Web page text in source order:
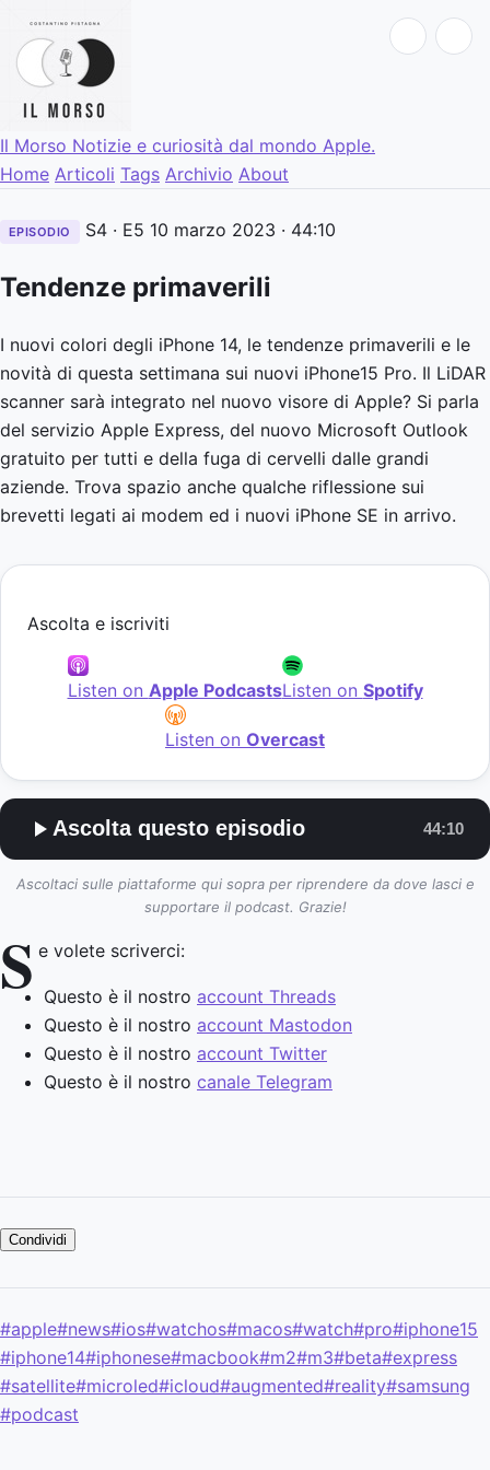
Il Morso Notizie e curiosità dal mondo Apple.
Home Articoli Tags Archivio About
EPISODIO S4 · E5 10 marzo 2023 · 44:10
Tendenze primaverili
I nuovi colori degli iPhone 14, le tendenze primaverili e le
novità di questa settimana sui nuovi iPhone15 Pro. Il LiDAR
scanner sarà integrato nel nuovo visore di Apple? Si parla
del servizio Apple Express, del nuovo Microsoft Outlook
gratuito per tutti e della fuga di cervelli dalle grandi
aziende. Trova spazio anche qualche riflessione sui
brevetti legati ai modem ed i nuovi iPhone SE in arrivo.
Ascolta e iscriviti
Listen on Apple PodcastsListen on Spotify
Listen on Overcast
Ascolta questo episodio 44:10
Ascoltaci sulle piattaforme qui sopra per riprendere da dove lasci e
supportare il podcast. Grazie!
S e volete scriverci:
Questo è il nostro account Threads
Questo è il nostro account Mastodon
Questo è il nostro account Twitter
Questo è il nostro canale Telegram
Condividi
#apple#news#ios#watchos#macos#watch#pro#iphone15
#iphone14#iphonese#macbook#m2#m3#beta#express
#satellite#microled#icloud#augmented#reality#samsung
#podcast